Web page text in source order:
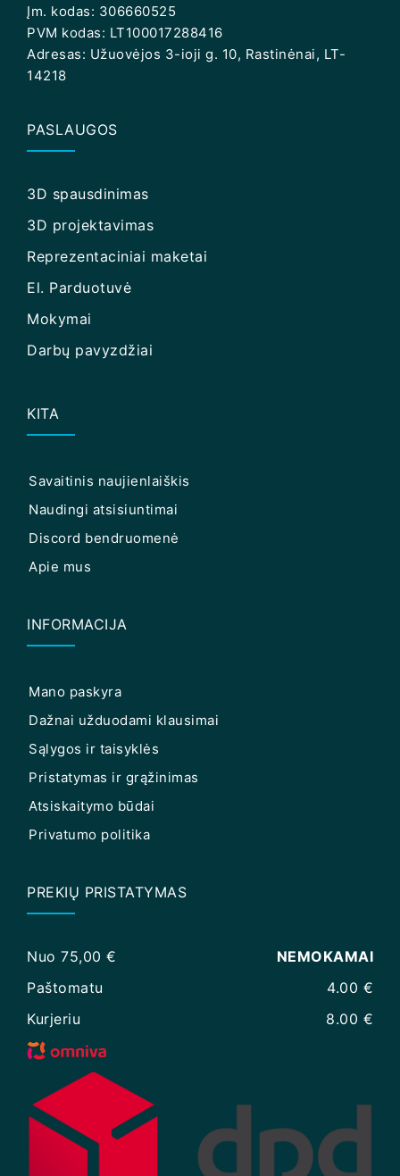
Įm. kodas: 306660525
PVM kodas: LT100017288416
Adresas: Užuovėjos 3-ioji g. 10, Rastinėnai, LT-
14218
PASLAUGOS
3D spausdinimas
3D projektavimas
Reprezentaciniai maketai
El. Parduotuvė
Mokymai
Darbų pavyzdžiai
KITA
Savaitinis naujienlaiškis
Naudingi atsisiuntimai
Discord bendruomenė
Apie mus
INFORMACIJA
Mano paskyra
Dažnai užduodami klausimai
Sąlygos ir taisyklės
Pristatymas ir grąžinimas
Atsiskaitymo būdai
Privatumo politika
PREKIŲ PRISTATYMAS
Nuo 75,00 €
NEMOKAMAI
Paštomatu
4.00 €
Kurjeriu
8.00 €